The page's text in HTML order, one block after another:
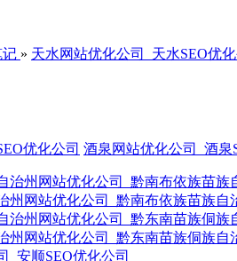
记 » 天水网站优化公司_天水SEO优
优化公司 酒泉网站优化公司_酒泉
州网站优化公司_黔南布依族苗族自
州网站优化公司_黔东南苗族侗族自